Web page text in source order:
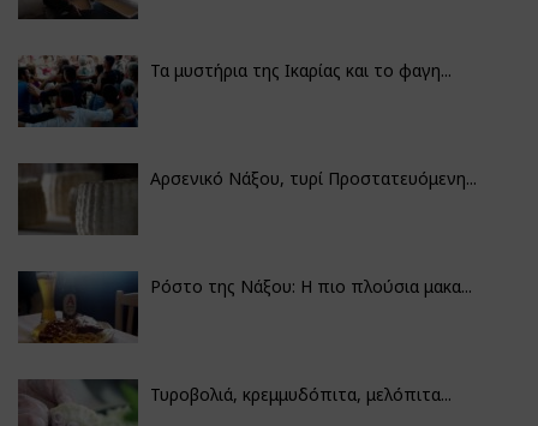
Τα μυστήρια της Ικαρίας και το φαγη...
Αρσενικό Νάξου, τυρί Προστατευόμενη...
Ρόστο της Νάξου: Η πιο πλούσια μακα...
Τυροβολιά, κρεμμυδόπιτα, μελόπιτα...